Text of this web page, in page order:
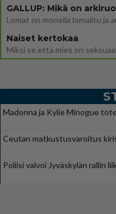
GALLUP: Mikä on
Naiset kertokaa
Madonna ja Kylie Minogue
Ceutan matkustusvaroitus
Poliisi valvoi Jyväskylän rallin